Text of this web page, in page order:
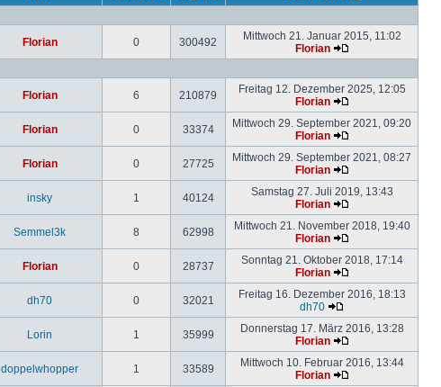
Florian 0 300492
Mittwoch 21. Januar 2015, 11:02
Florian
Florian 6 210879
Freitag 12. Dezember 2025, 12:05
Florian
Florian 0 33374
Mittwoch 29. September 2021, 09:20
Florian
Florian 0 27725
Mittwoch 29. September 2021, 08:27
Florian
insky 1 40124
Samstag 27. Juli 2019, 13:43
Florian
Semmel3k 8 62998
Mittwoch 21. November 2018, 19:40
Florian
Florian 0 28737
Sonntag 21. Oktober 2018, 17:14
Florian
dh70 0 32021
Freitag 16. Dezember 2016, 18:13
dh70
Lorin 1 35999
Donnerstag 17. März 2016, 13:28
Florian
doppelwhopper 1 33589
Mittwoch 10. Februar 2016, 13:44
Florian